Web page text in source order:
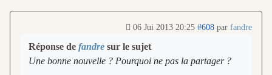
06 Jui 2013 20:25 #608 par fandre
Réponse de fandre sur le sujet
Une bonne nouvelle ? Pourquoi ne pas la partager ?